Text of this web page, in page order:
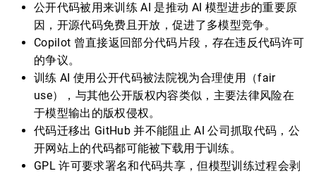
公开代码被用来训练 AI 是推动 AI 模型进步的重要原
因，开源代码免费且开放，促进了多模型竞争。
Copilot 曾直接返回部分代码片段，存在违反代码许可
的争议。
训练 AI 使用公开代码被法院视为合理使用（fair
use），与其他公开版权内容类似，主要法律风险在
于模型输出的版权侵权。
代码迁移出 GitHub 并不能阻止 AI 公司抓取代码，公
开网站上的代码都可能被下载用于训练。
GPL 许可要求署名和代码共享，但模型训练过程会剥